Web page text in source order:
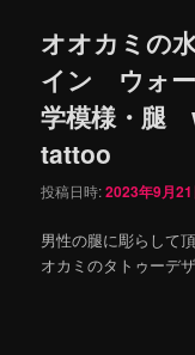
オオカミの
イン ウォー
学模様・腿
tattoo
投稿日時:2023年9月21
男性の腿に彫らして
オカミのタトゥーデザ